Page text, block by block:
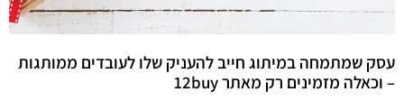
עסק שמתמחה במיתוג חייב להעניק שלו לעובדים ממותגות
– וכאלה מזמינים רק מאתר 12buy